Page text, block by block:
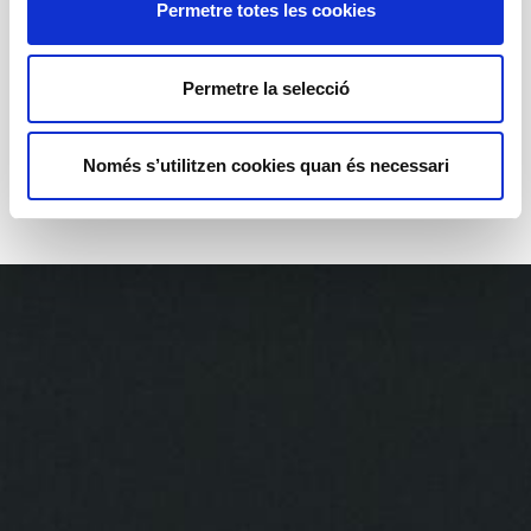
Permetre totes les cookies
Permetre la selecció
Només s’utilitzen cookies quan és necessari
Edat recomanada
A partir de 16 anys